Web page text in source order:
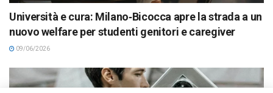
Università e cura: Milano‑Bicocca apre la strada a un
nuovo welfare per studenti genitori e caregiver
09/06/2026